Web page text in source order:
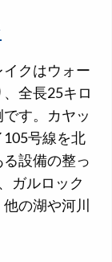
クはウォー
全長25キロ
す。カヤッ
号線を北
設備の整っ
ガルロック
の湖や河川